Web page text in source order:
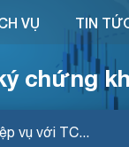
chứng
vụ với TC...
VỤ TIN